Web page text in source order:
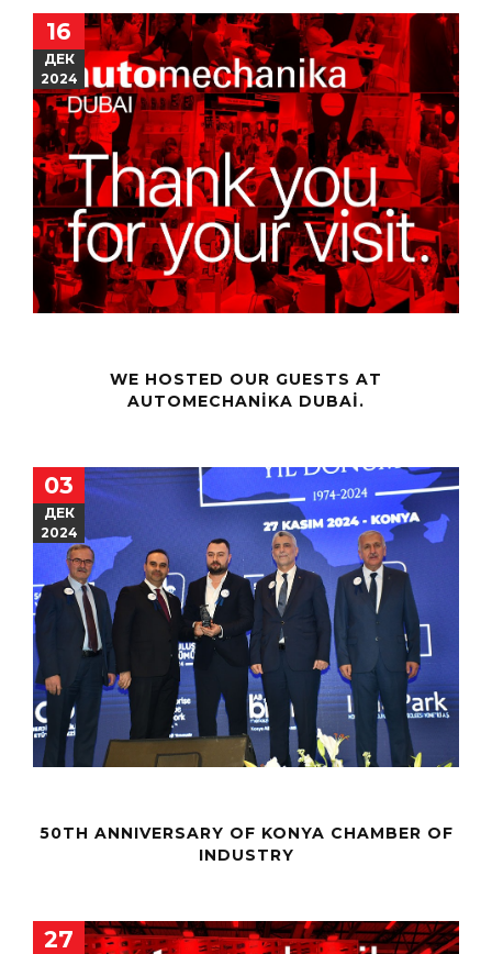
16
ДЕК
2024
WE HOSTED OUR GUESTS AT
AUTOMECHANIKA DUBAI.
03
ДЕК
2024
50TH ANNIVERSARY OF KONYA CHAMBER OF
INDUSTRY
27